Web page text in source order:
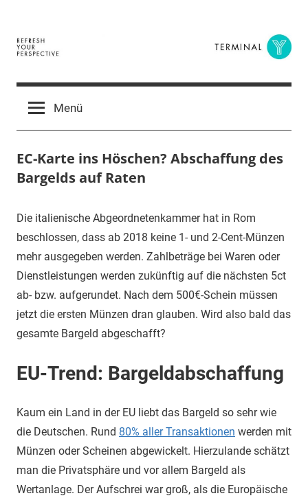
springen
Terminal
Y
Digital
BusinessMenü
EC-Karte ins Höschen? Abschaffung des
Bargelds auf Raten
31.
Mai
2017
terminal-
y
Urbi
et
orbi
Die italienische Abgeordnetenkammer hat in Rom
beschlossen, dass ab 2018 keine 1- und 2-Cent-Münzen
mehr ausgegeben werden. Zahlbeträge bei Waren oder
Dienstleistungen werden zukünftig auf die nächsten 5ct
ab- bzw. aufgerundet. Nach dem 500€-Schein müssen
jetzt die ersten Münzen dran glauben. Wird also bald das
gesamte Bargeld abgeschafft?
EU-Trend: Bargeldabschaffung
Kaum ein Land in der EU liebt das Bargeld so sehr wie
die Deutschen. Rund 80% aller Transaktionen werden mit
Münzen oder Scheinen abgewickelt. Hierzulande schätzt
man die Privatsphäre und vor allem Bargeld als
Wertanlage. Der Aufschrei war groß, als die Europäische